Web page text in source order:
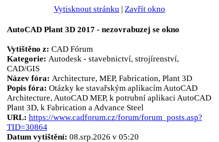
Vytisknout stránku | Zavřít okno
AutoCAD Plant 3D 2017 - nezovrabuzej se okno
Vytištěno z: CAD Fórum
Kategorie: Autodesk - stavebnictví, strojírenství,
CAD/GIS
Název fóra: Architecture, MEP, Fabrication, Plant 3D
Popis fóra: Otázky ke stavařským aplikacím AutoCAD
Architecture, AutoCAD MEP, k potrubní aplikaci AutoCAD
Plant 3D, k Fabrication a Advance Steel
URL: https://www.cadforum.cz/forum/forum_posts.asp?
TID=30864
Datum vytištění: 08.srp.2026 v 05:20